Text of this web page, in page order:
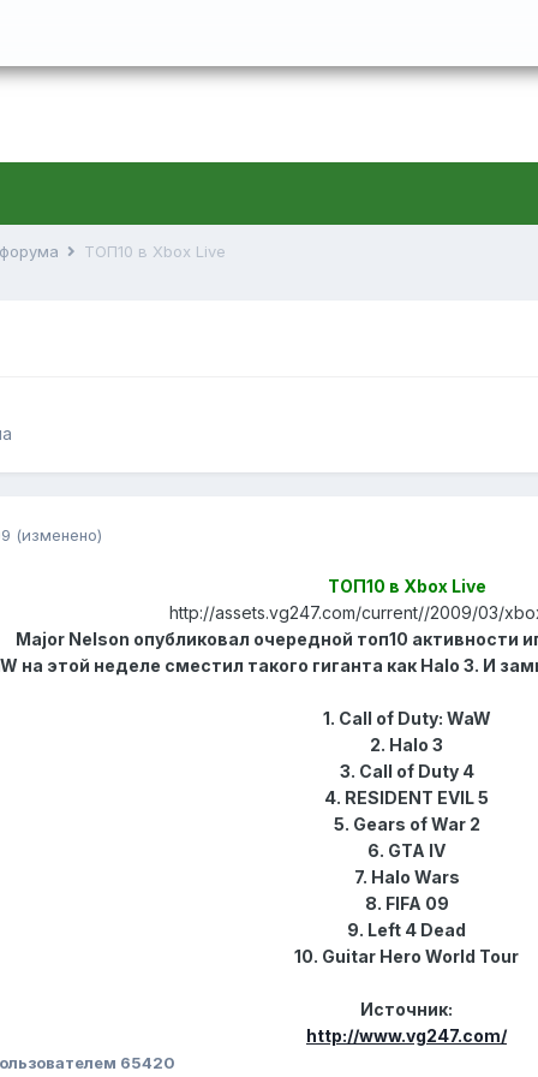
ТОП10 в Xbox Live
(изменено)
ТОП10 в Xbox Live
http://assets.vg247.com/current//2009/03/
Major Nelson опубликовал очередной топ10 активности
на этой неделе сместил такого гиганта как Halo 3. И
1. Call of Duty: WaW
2. Halo 3
3. Call of Duty 4
4. RESIDENT EVIL 5
5. Gears of War 2
6. GTA IV
7. Halo Wars
8. FIFA 09
9. Left 4 Dead
10. Guitar Hero World Tour
Источник:
http://www.vg247.com/
65420